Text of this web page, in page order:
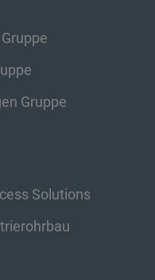
Gruppe
Solutions